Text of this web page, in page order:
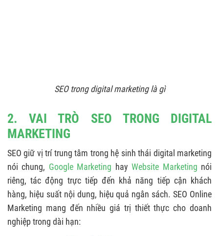
SEO trong digital marketing là gì
2. VAI TRÒ SEO TRONG DIGITAL
MARKETING
SEO giữ vị trí trung tâm trong hệ sinh thái digital marketing
nói chung, Google Marketing hayWebsite Marketing nói
riêng, tác động trực tiếp đến khả năng tiếp cận khách
hàng, hiệu suất nội dung, hiệu quả ngân sách. SEO Online
Marketing mang đến nhiều giá trị thiết thực cho doanh
nghiệp trong dài hạn: